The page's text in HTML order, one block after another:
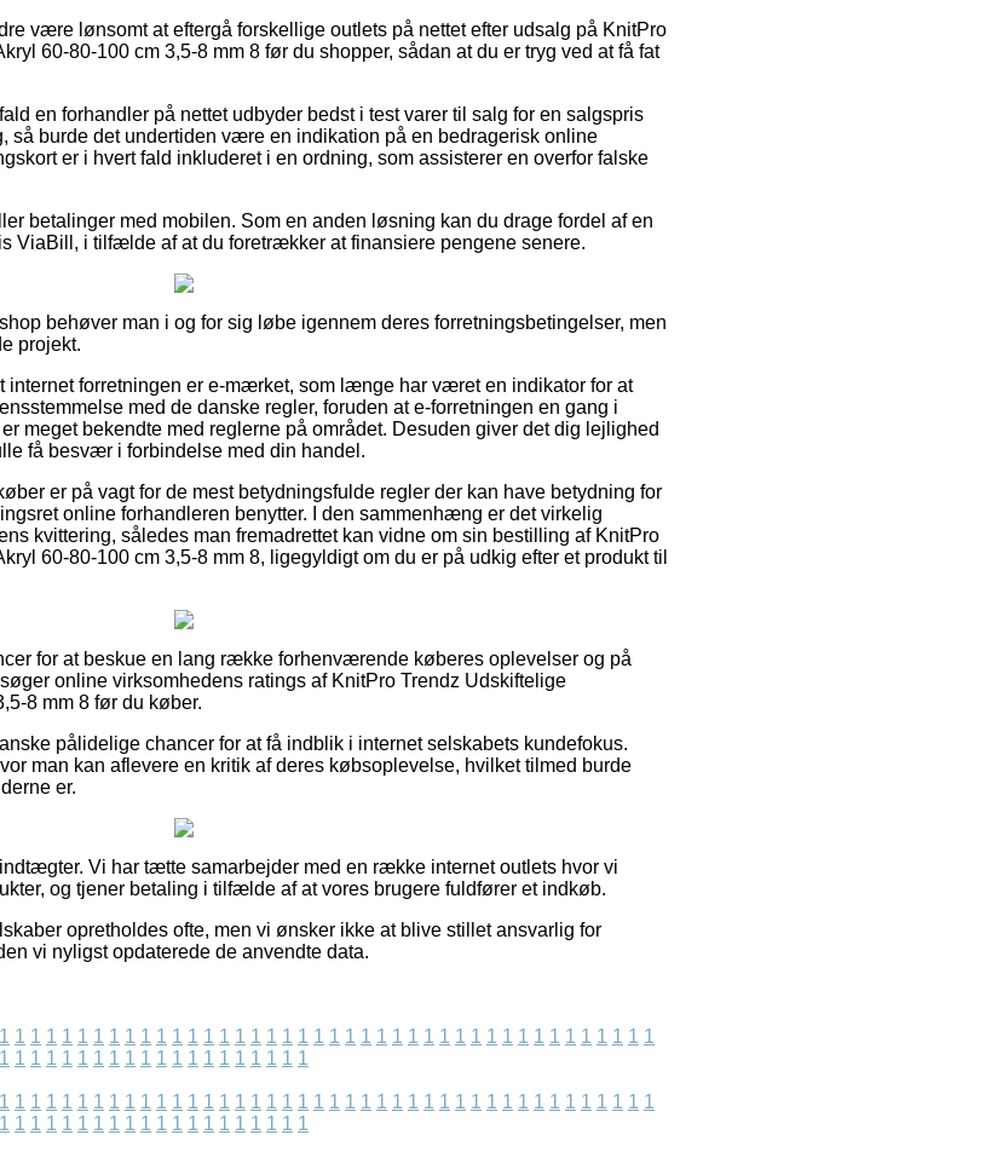
være lønsomt at eftergå forskellige outlets på nettet efter udsalg på KnitPro
60-80-100 cm 3,5-8 mm 8 før du shopper, sådan at du er tryg ved at få fat
en forhandler på nettet udbyder bedst i test varer til salg for en salgspris
så burde det undertiden være en indikation på en bedragerisk online
er i hvert fald inkluderet i en ordning, som assisterer en overfor falske
betalinger med mobilen. Som en anden løsning kan du drage fordel af en
ViaBill, i tilfælde af at du foretrækker at finansiere pengene senere.
behøver man i og for sig løbe igennem deres forretningsbetingelser, men
projekt.
internet forretningen er e-mærket, som længe har været en indikator for at
med de danske regler, foruden at e-forretningen en gang i
meget bekendte med reglerne på området. Desuden giver det dig lejlighed
få besvær i forbindelse med din handel.
er på vagt for de mest betydningsfulde regler der kan have betydning for
online forhandleren benytter. I den sammenhæng er det virkelig
kvittering, således man fremadrettet kan vidne om sin bestilling af KnitPro
60-80-100 cm 3,5-8 mm 8, ligegyldigt om du er på udkig efter et produkt til
for at beskue en lang række forhenværende køberes oplevelser og på
online virksomhedens ratings af KnitPro Trendz Udskiftelige
8 mm 8 før du køber.
pålidelige chancer for at få indblik i internet selskabets kundefokus.
man kan aflevere en kritik af deres købsoplevelse, hvilket tilmed burde
er.
Vi har tætte samarbejder med en række internet outlets hvor vi
og tjener betaling i tilfælde af at vores brugere fuldfører et indkøb.
opretholdes ofte, men vi ønsker ikke at blive stillet ansvarlig for
vi nyligst opdaterede de anvendte data.
1 1 1 1 1 1 1 1 1 1 1 1 1 1 1 1 1 1 1 1 1 1 1 1 1 1 1 1 1 1 1 1 1 1 1 1 1 1 1 1 1 1
1 1 1 1 1 1 1 1 1 1 1 1 1 1 1 1 1 1 1 1
1 1 1 1 1 1 1 1 1 1 1 1 1 1 1 1 1 1 1 1 1 1 1 1 1 1 1 1 1 1 1 1 1 1 1 1 1 1 1 1 1 1
1 1 1 1 1 1 1 1 1 1 1 1 1 1 1 1 1 1 1 1